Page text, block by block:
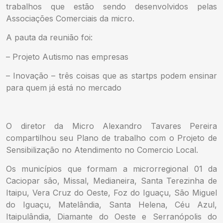
trabalhos que estão sendo desenvolvidos pelas
Associações Comerciais da micro.
A pauta da reunião foi:
– Projeto Autismo nas empresas
– Inovação – três coisas que as startps podem ensinar
para quem já está no mercado
O diretor da Micro Alexandro Tavares Pereira
compartilhou seu Plano de trabalho com o Projeto de
Sensibilização no Atendimento no Comercio Local.
Os municípios que formam a microrregional 01 da
Caciopar são, Missal, Medianeira, Santa Terezinha de
Itaipu, Vera Cruz do Oeste, Foz do Iguaçu, São Miguel
do Iguaçu, Matelândia, Santa Helena, Céu Azul,
Itaipulândia, Diamante do Oeste e Serranópolis do